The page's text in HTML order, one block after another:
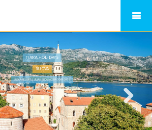
TIARA HOLIDAYS
BUDVA
AVALA RESORT & VILLAS, BUDVA CRNA GORA 2026